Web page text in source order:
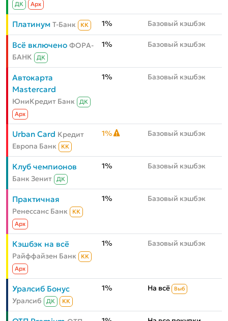
ДК Aрх
Платинум Т-Банк КК 1% Базовый кэшбэк
Всё включено ФОРА-
БАНК
ДК
1% Базовый кэшбэк
Автокарта
Mastercard
ЮниКредит Банк
ДК
Aрх
1% Базовый кэшбэк
Urban Card Кредит
Европа Банк
КК
1% Базовый кэшбэк
Клуб чемпионов
Банк Зенит ДК
1% Базовый кэшбэк
Практичная
Ренессанс Банк
КК
Aрх
1% Базовый кэшбэк
Кэшбэк на всё
Райффайзен Банк
КК
Aрх
1% Базовый кэшбэк
Уралсиб Бонус
Уралсиб ДК КК
1% На всё Выб